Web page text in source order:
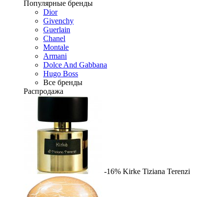
Популярные бренды
Dior
Givenchy
Guerlain
Chanel
Montale
Armani
Dolce And Gabbana
Hugo Boss
Все бренды
Распродажа
-16% Kirke Tiziana Terenzi